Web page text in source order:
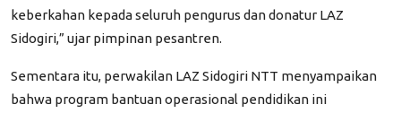
keberkahan kepada seluruh pengurus dan donatur LAZ
Sidogiri,” ujar pimpinan pesantren.
Sementara itu, perwakilan LAZ Sidogiri NTT menyampaikan
bahwa program bantuan operasional pendidikan ini